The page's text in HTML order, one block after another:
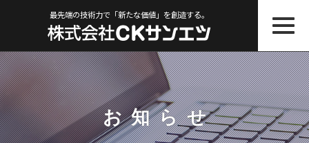
最先端の技術力で「新たな価値」を創造する。
お知らせ